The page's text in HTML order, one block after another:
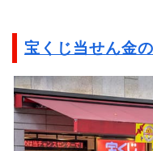
宝くじ当せん金